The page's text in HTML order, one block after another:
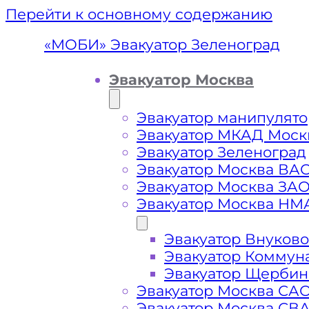
Перейти к основному содержанию
«МОБИ» Эвакуатор Зеленоград
Эвакуатор Москва
Эвакуатор
Эвакуатор МКАД
Эвакуатор Зеленоград
Эвакуатор Москва
Эвакуатор Москва
Эвакуатор Москва
Эвакуатор Внуково
Эвакуатор
Эвакуатор
Эвакуатор Москва